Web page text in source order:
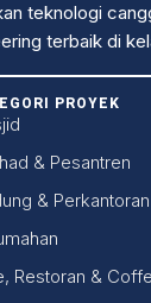
teknologi
terbaik di
PROYEK
& Pesantren
& Perkantoran
Restoran &